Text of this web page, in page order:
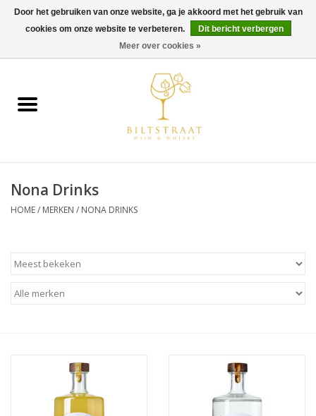
0 Artikelen - €0,00
Wijn
Gin & Tonic
Gedestilleerd
Relatiegeschenken
Nona Drinks
HOME/ MERKEN / NONA DRINKS
Door het gebruiken van onze website, ga je akkoord met het gebruik van
cookies om onze website te verbeteren.
Dit bericht verbergen
Meer over cookies »